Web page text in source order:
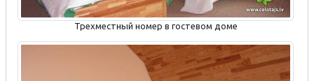
Трехместный номер в гостевом доме